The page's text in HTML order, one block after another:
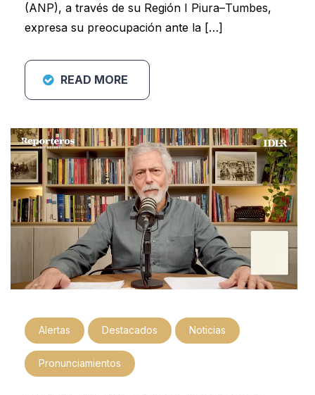
(ANP), a través de su Región I Piura–Tumbes,
expresa su preocupación ante la […]
READ MORE
Alertas Destacados Noticias
Pronunciamientos